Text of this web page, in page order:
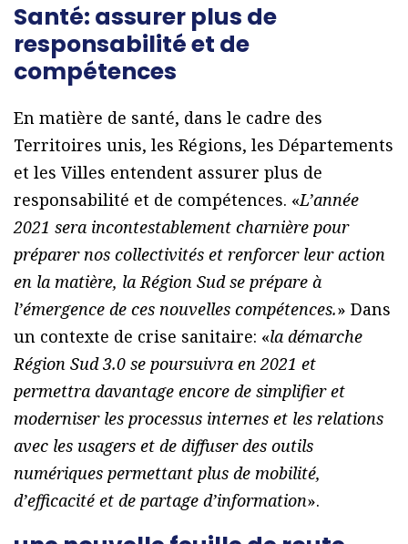
Santé: assurer plus de
responsabilité et de
compétences
En matière de santé, dans le cadre des
Territoires unis, les Régions, les Départements
et les Villes entendent assurer plus de
responsabilité et de compétences. «L’année
2021 sera incontestablement charnière pour
préparer nos collectivités et renforcer leur action
en la matière, la Région Sud se prépare à
l’émergence de ces nouvelles compétences.» Dans
un contexte de crise sanitaire: «la démarche
Région Sud 3.0 se poursuivra en 2021 et
permettra davantage encore de simplifier et
moderniser les processus internes et les relations
avec les usagers et de diffuser des outils
numériques permettant plus de mobilité,
d’efficacité et de partage d’information».